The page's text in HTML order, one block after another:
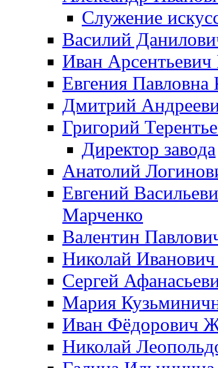
Служение
Василий
Иван
Евгения Павловна
Дмитрий
Григорий
Директор завода
Анатолий
Евгений
Марченко
Валентин
Николай Иванович
Сергей
Мария
Иван Фёдорович
Николай